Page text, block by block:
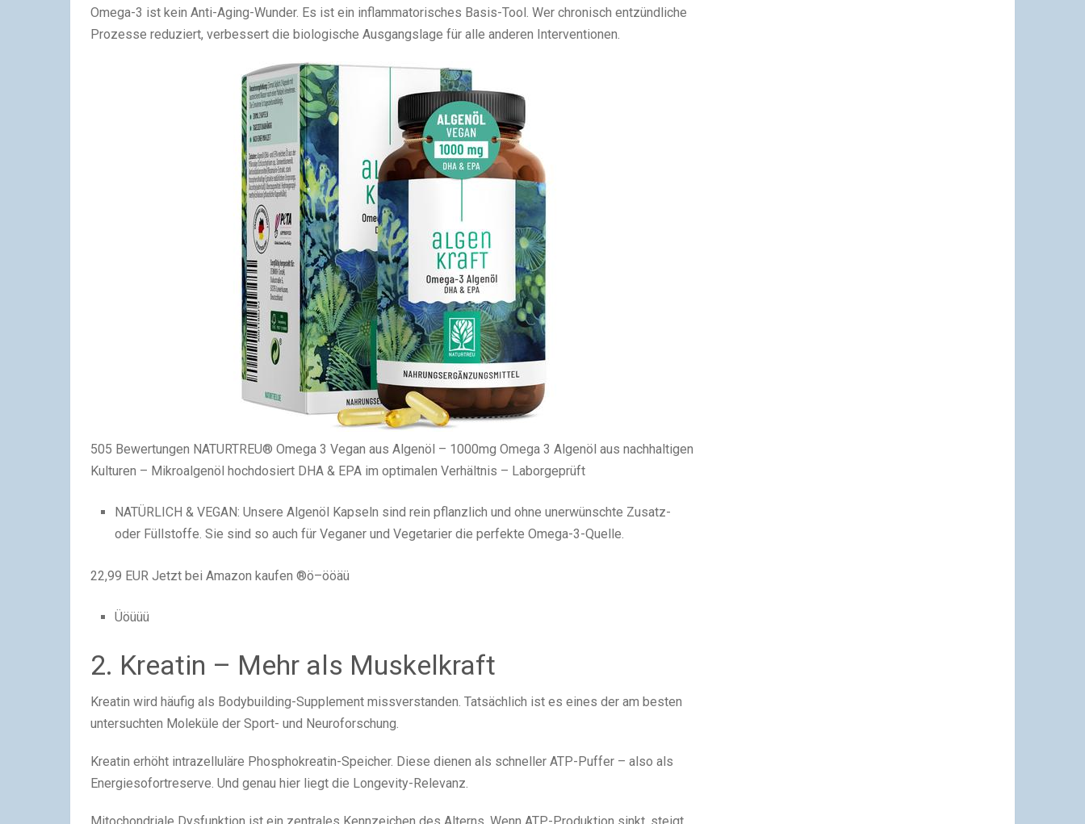
Omega-3 ist kein Anti-Aging-Wunder. Es ist ein inflammatorisches Basis-Tool. Wer chronisch entzündliche
Prozesse reduziert, verbessert die biologische Ausgangslage für alle anderen Interventionen.
505 Bewertungen NATURTREU® Omega 3 Vegan aus Algenöl – 1000mg Omega 3 Algenöl aus nachhaltigen
Kulturen – Mikroalgenöl hochdosiert DHA & EPA im optimalen Verhältnis – Laborgeprüft
NATÜRLICH & VEGAN: Unsere Algenöl Kapseln sind rein pflanzlich und ohne unerwünschte Zusatz-
oder Füllstoffe. Sie sind so auch für Veganer und Vegetarier die perfekte Omega-3-Quelle.
22,99 EUR Jetzt bei Amazon kaufen ®ö–ööäü
Üöüüü
2. Kreatin – Mehr als Muskelkraft
Kreatin wird häufig als Bodybuilding-Supplement missverstanden. Tatsächlich ist es eines der am besten
untersuchten Moleküle der Sport- und Neuroforschung.
Kreatin erhöht intrazelluläre Phosphokreatin-Speicher. Diese dienen als schneller ATP-Puffer – also als
Energiesofortreserve. Und genau hier liegt die Longevity-Relevanz.
Mitochondriale Dysfunktion ist ein zentrales Kennzeichen des Alterns. Wenn ATP-Produktion sinkt, steigt